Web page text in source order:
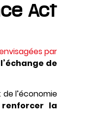
Act
par
de
l’économie
renforcer la